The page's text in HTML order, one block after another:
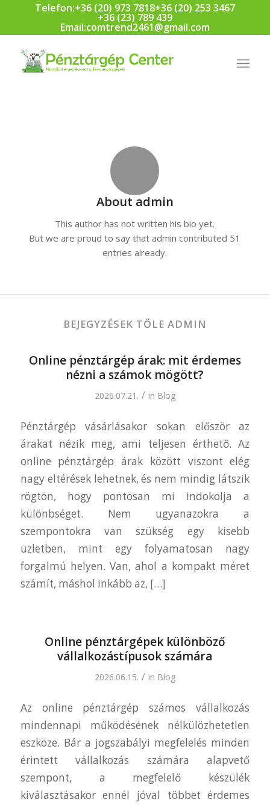
Telefon:+36 (20) 973 7818+36 (20) 253 3467
+36 (23) 789 439
Email:comtrend2461@gmail.com
About admin
This author has not written his bio yet.
But we are proud to say thatadmin contributed 51
entries already.
BEJEGYZÉSEK TŐLE ADMIN
Online pénztárgép árak: mit érdemes
nézni a számok mögött?
2026.07.21. / in Blog
Pénztárgép vásárlásakor sokan először az
árakat nézik meg, ami teljesen érthető. Az
online pénztárgép árak között viszont elég
nagy eltérések lehetnek, és nem mindig látszik
rögtön, hogy pontosan mi indokolja a
különbséget. Nem ugyanazokra a
szempontokra van szükség egy kisebb
üzletben, mint egy folyamatosan nagy
forgalmú helyen. Van, ahol a kompakt méret
számít, máshol inkább az, […]
Online pénztárgépek különböző
vállalkozástípusok számára
2026.06.15. / in Blog
Az online pénztárgép számos vállalkozás
mindennapi működésének nélkülözhetetlen
eszköze. Bár a jogszabályi megfelelés minden
érintett vállalkozás számára alapvető
szempont, a megfelelő készülék
kiválasztásakor ennél jóval többet érdemes